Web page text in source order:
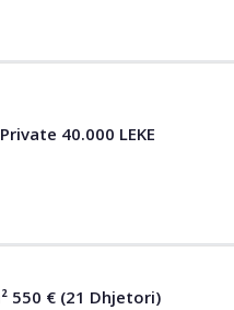
🏠JEPET ME QIRA 2+1 📍 Bulevardi i Ri 🏢Kati i 3 Vile Private 40.000 LEKE
550 € (21 Dhjetori)